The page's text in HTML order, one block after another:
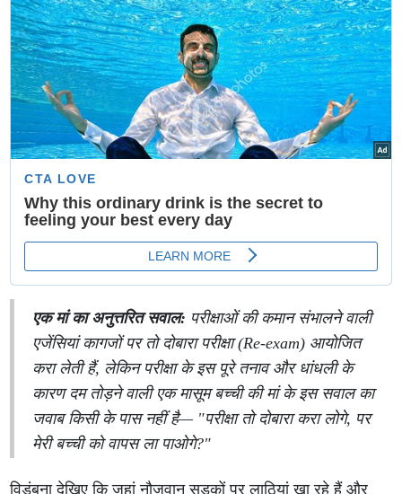
एक मां का अनुत्तरित सवाल: परीक्षाओं की कमान संभालने वाली
एजेंसियां कागजों पर तो दोबारा परीक्षा (Re-exam) आयोजित
करा लेती हैं, लेकिन परीक्षा के इस पूरे तनाव और धांधली के
कारण दम तोड़ने वाली एक मासूम बच्ची की मां के इस सवाल का
जवाब किसी के पास नहीं है— "परीक्षा तो दोबारा करा लोगे, पर
मेरी बच्ची को वापस ला पाओगे?"
विडंबना देखिए कि जहां नौजवान सड़कों पर लाठियां खा रहे हैं और